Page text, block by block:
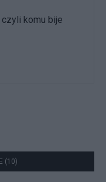
komu bije
(10)